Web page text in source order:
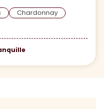
Chardonnay